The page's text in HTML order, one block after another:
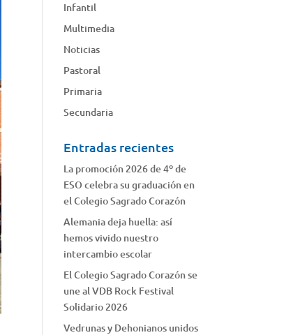
Infantil
Multimedia
Noticias
Pastoral
Primaria
Secundaria
Entradas recientes
La promoción 2026 de 4º de
ESO celebra su graduación en
el Colegio Sagrado Corazón
Alemania deja huella: así
hemos vivido nuestro
intercambio escolar
El Colegio Sagrado Corazón se
une al VDB Rock Festival
Solidario 2026
Vedrunas y Dehonianos unidos